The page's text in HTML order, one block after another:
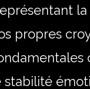
propres